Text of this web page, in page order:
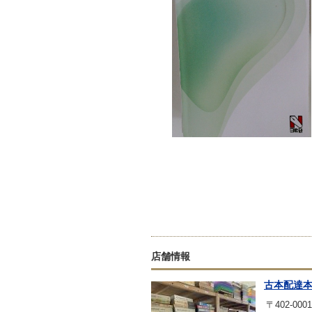
店舗情報
古本配達
〒402-0001